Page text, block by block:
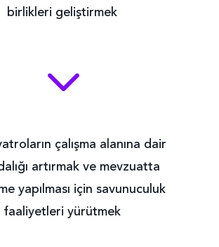
birlikleri geliştirmek
3
çalışma alanına dair
artırmak ve mevzuatta
yapılması için savunuculuk
faaliyetleri yürütmek